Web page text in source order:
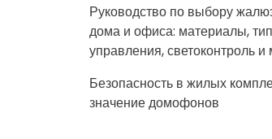
Руководство по выбору
дома и офиса: материалы,
управления, светоконтроль
Безопасность в жилых
значение домофонов